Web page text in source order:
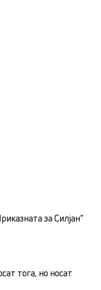
за Силјан“
тога, но носат